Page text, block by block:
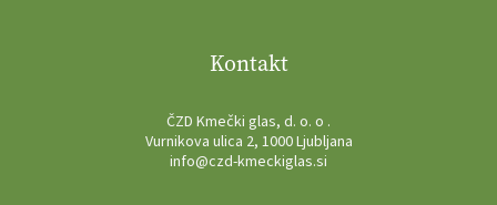
Kontakt
ČZD Kmečki glas, d. o. o .
Vurnikova ulica 2, 1000 Ljubljana
info@czd-kmeckiglas.si